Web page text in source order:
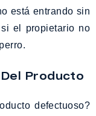
está entrando sin
el propietario no
Producto
defectuoso?